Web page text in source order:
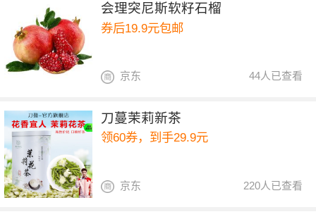
会理突尼斯软籽石榴
券后19.9元包邮
44人已查看
京东
刀蔓茉莉新茶
领60券，到手29.9元
220人已查看
京东